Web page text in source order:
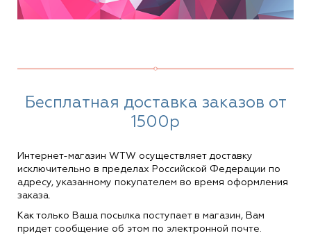
Бесплатная доставка заказов от
1500р
Интернет-магазин WTW осуществляет доставку
исключительно в пределах Российской Федерации по
адресу, указанному покупателем во время оформления
заказа.
Как только Ваша посылка поступает в магазин, Вам
придет сообщение об этом по электронной почте.